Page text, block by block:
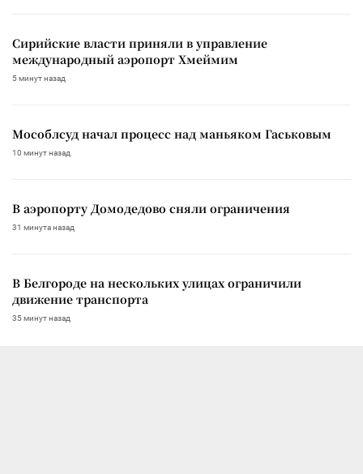
Сирийские власти приняли в управление
международный аэропорт Хмеймим
5 минут назад
Мособлсуд начал процесс над маньяком Гаськовым
10 минут назад
В аэропорту Домодедово сняли ограничения
31 минута назад
В Белгороде на нескольких улицах ограничили
движение транспорта
35 минут назад